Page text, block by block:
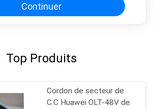
Continuer
Top Produits
Cordon de secteur de
C.C Huawei OLT-48V de